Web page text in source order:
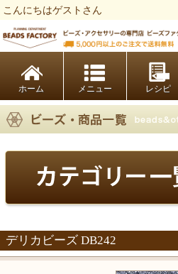
こんにちはゲストさん
ホーム レシピ
デリカビーズ DB242